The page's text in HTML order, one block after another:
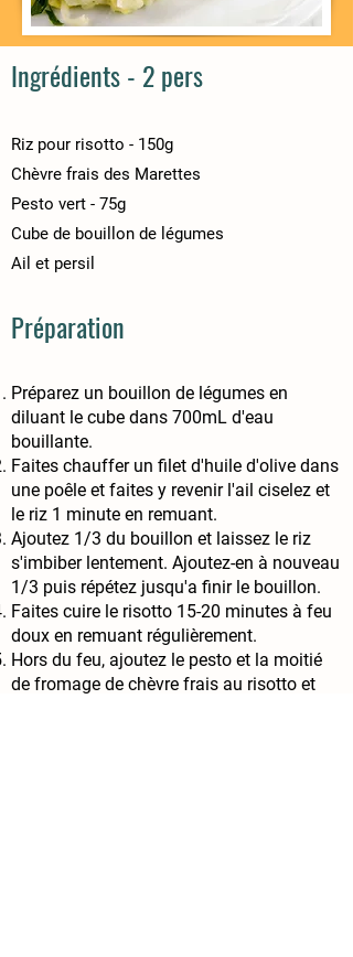
Ingrédients- 2 pers
Riz pour risotto - 150g
Chèvre frais des Marettes
Pesto vert - 75g
Cube de bouillon de légumes
Ail et persil
Préparation
Préparez un bouillon de légumes en
diluant le cube dans 700mL d'eau
bouillante.
Faites chauffer un filet d'huile d'olive dans
une poêle et faites y revenir l'ail ciselez et
le riz 1 minute en remuant.
Ajoutez 1/3 du bouillon et laissez le riz
s'imbiber lentement. Ajoutez-en à nouveau
1/3 puis répétez jusqu'a finir le bouillon.
Faites cuire le risotto 15-20 minutes à feu
doux en remuant régulièrement.
Hors du feu, ajoutez le pesto et la moitié
de fromage de chèvre frais au risotto et